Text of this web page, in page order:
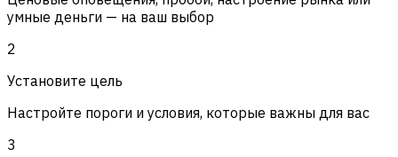
умные деньги — на ваш выбор
2
Установите цель
Настройте пороги и условия, которые важны для вас
3